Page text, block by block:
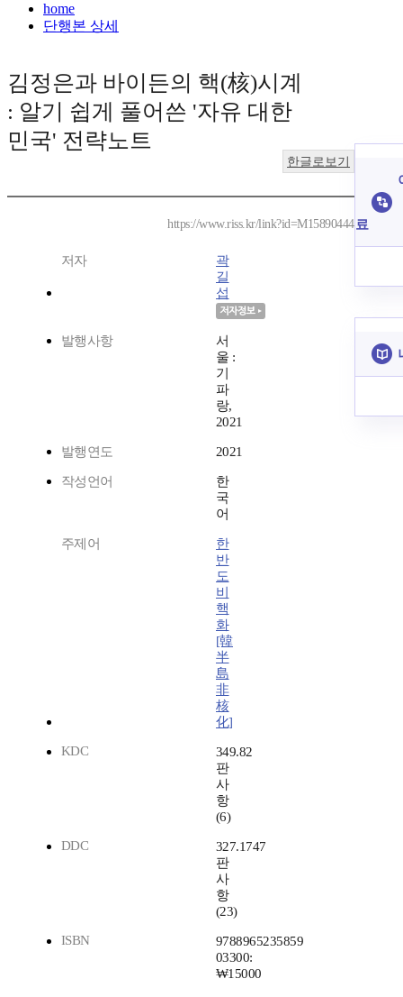
home
단행본 상세
김정은과 바이든의 핵(核)시계
: 알기 쉽게 풀어쓴 '자유 대한
민국' 전략노트
한글로보기
https://www.riss.kr/link?id=M15890444
저자
곽
길
섭
발행사항
서
울 :
기
파
랑,
2021
발행연도 2021
작성언어
한
국
어
주제어
한
반
도
비
핵
화
[韓
半
島
非
核
化]
KDC
349.82
판
사
항
(6)
DDC
327.1747
판
사
항
(23)
ISBN
9788965235859
03300:
₩15000
료